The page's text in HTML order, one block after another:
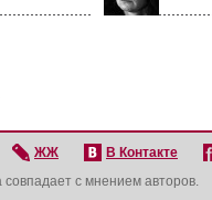
ЖЖ В Контакте
совпадает с мнением авторов.